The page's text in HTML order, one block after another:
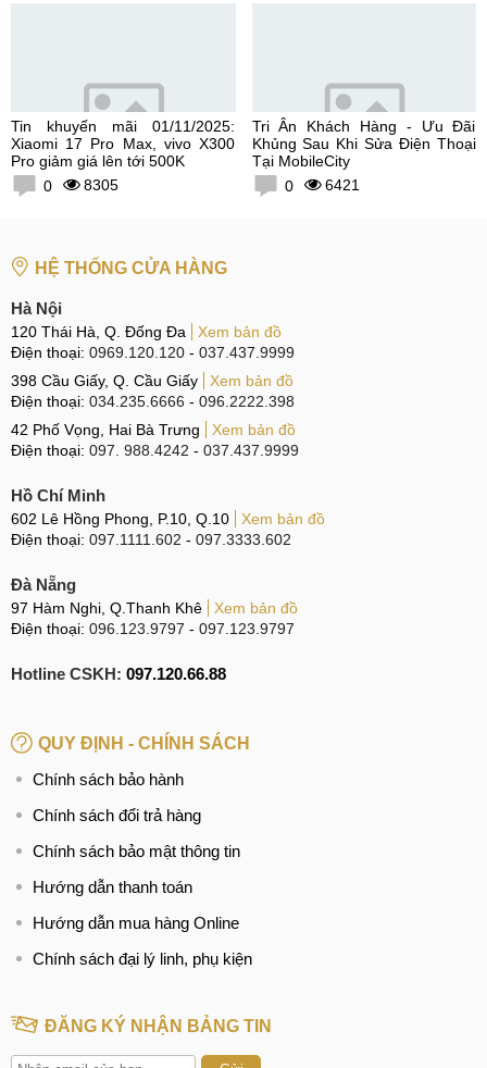
Tin khuyến mãi 01/11/2025:
Xiaomi 17 Pro Max, vivo X300
Pro giảm giá lên tới 500K
0
8305
Tri Ân Khách Hàng - Ưu Đãi
Khủng Sau Khi Sửa Điện Thoại
Tại MobileCity
0
6421
HỆ THỐNG CỬA HÀNG
Hà Nội
120 Thái Hà, Q. Đống Đa
Xem bản đồ
Điện thoại: 0969.120.120 - 037.437.9999
398 Cầu Giấy, Q. Cầu Giấy
Xem bản đồ
Điện thoại: 034.235.6666 - 096.2222.398
42 Phố Vọng, Hai Bà Trưng
Xem bản đồ
Điện thoại: 097. 988.4242 - 037.437.9999
Hồ Chí Minh
602 Lê Hồng Phong, P.10, Q.10
Xem bản đồ
Điện thoại: 097.1111.602 - 097.3333.602
Đà Nẵng
97 Hàm Nghi, Q.Thanh Khê
Xem bản đồ
Điện thoại: 096.123.9797 - 097.123.9797
Hotline CSKH: 097.120.66.88
QUY ĐỊNH - CHÍNH SÁCH
Chính sách bảo hành
Chính sách đổi trả hàng
Chính sách bảo mật thông tin
Hướng dẫn thanh toán
Hướng dẫn mua hàng Online
Chính sách đại lý linh, phụ kiện
ĐĂNG KÝ NHẬN BẢNG TIN